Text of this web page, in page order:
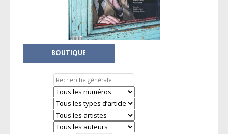
BOUTIQUE